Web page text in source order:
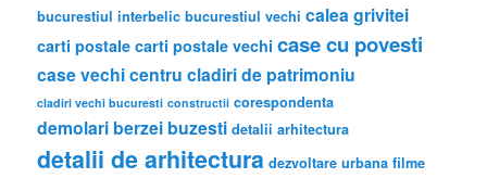
bucurestiul interbelic bucurestiul vechi calea grivitei
carti postale carti postale vechi case cu povesti
case vechicentru cladiri de patrimoniu
cladiri vechi bucuresti constructii corespondenta
demolari berzei buzesti detalii arhitectura
detalii de arhitectura dezvoltare urbana filme